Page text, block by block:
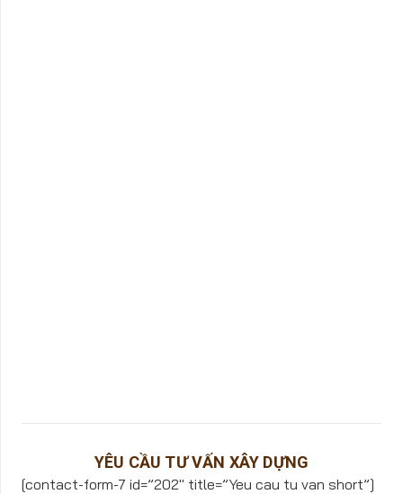
YÊU CẦU TƯ VẤN XÂY DỰNG
[contact-form-7 id=”202″ title=”Yeu cau tu van short”]